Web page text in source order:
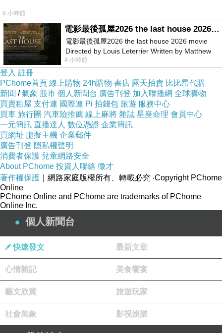
2
自留侯外傳連載以來，都是用平台提供的封
面，很沒特色，也無法吸引讀者點閱，所以我一
直都很想放張古裝的美男圖，以落實我們太史公
對張良「狀貌如婦人好女」的評語。
這兩天我突然發現，我家老爺愛用的
ChatGPT，居然有丟張照片就產出類似的概念圖
的功能，於是我就想，如果我給它某位男明星的
古裝劇照，它是不是就能幫我畫出張良了？
不過，我要給它誰的照片呢？
不知道有沒有台友記得，我在
覽人次突破900000！」這篇文章裡曾經說過，
果未來留侯外傳可以拍成電視劇，我要指定任嘉
倫飾演張良，於是我就找了小任在「周生如故」
裡的劇照，請老爺丟給
這張俊美的男主圖
轉圈)
感謝老爺的幫忙，留侯外傳終於有了一張漂
亮的封面，看起來賞心悅目許多，希望也能吸引
更多的讀者！
9 小時前
電影最後孤屋2026 the last house 2026 movie
電影最後孤屋2026 the last house 2026 movie
Directed by Louis Leterrier Written by Matthew
Robinson Starring Greta Lee Wa
4 小時前
登入 註冊
PChome首頁 線上購物 24h購物 書店 露天拍賣 比比昂代購
新聞 /氣象 股市 個人新聞台 廣告刊登 加入聯播網 全球購物
買賣租屋 支付連 國際連 Pi 拍錢包 旅遊 服務中心
買車 旅行團 汽車險推薦 線上麻將 雜誌 星座命理 會員中心
一元簡訊 直播達人 數位憑證 企業簡訊
買網址 虛擬主機 企業郵件
廣告刊登 隱私權聲明
消費者保護 兒童網路安全
About PChome 投資人聯絡 徵才
著作權保護 ｜網路家庭版權所有、轉載必究 ‧Copyright PChome
Online
PChome Online and PChome are trademarks of PChome
Online Inc.
個人新聞台
快速發文 最新文章
心情雜記 美食饗宴
藝文欣賞 旅遊玩家
社會萬象 影視娛樂